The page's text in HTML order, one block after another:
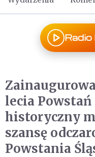
lecia
historyczny
szansę
Powstania